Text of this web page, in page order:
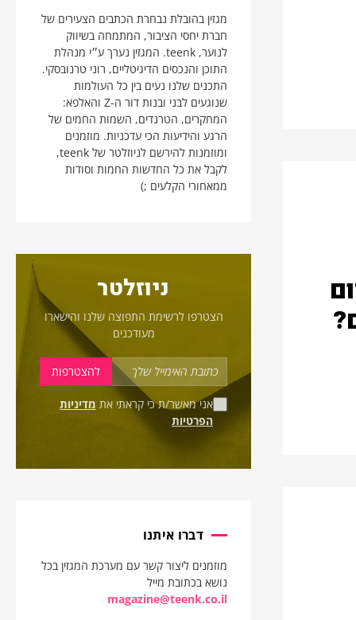
מגזין בהובלת נבחרת הכתבים הצעירים של
חברת יחסי הציבור, המתמחה בשיווק
לנוער, teenk. המגזין נערך ע״י מנהלת
התוכן והנכסים הדיגיטליים, רוני טרנובסקי.
התכנים שלנו נעים בין כל העולמות
שנוגעים לבני ובנות דור ה-Z והאלפא:
המחקרים, הטרנדים, השמות החמים של
הרגע והידיעות הכי עדכניות. מוזמנים
ומוזמנות להירשם לניוזלטר של teenk,
לקבל את כל החדשות החמות וסודות
ממאחורי הקלעים ;)
ניוזלטר
הצטרפו לרשימת התפוצה שלנו והישארו
מעודכנים
אני מאשר/ת כי קראתי את מדיניות
הפרטיות
דברו איתנו
מוזמנים ליצור קשר עם מערכת המגזין בכל
נושא בכתובת מייל
magazine@teenk.co.il